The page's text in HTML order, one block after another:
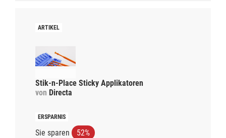
Stik-n-Place Sticky Applikatoren
von Directa
Sie sparen 52%